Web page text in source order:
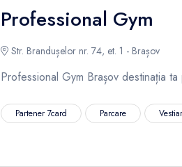
Professional Gym
Str. Brandușelor nr. 74, et. 1 - Brașov
Professional Gym Brașov destinația
Partener 7card Parcare Vestiar